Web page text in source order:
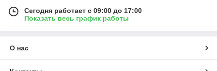
Сегодня работает с 09:00 до 17:00
Показать весь график работы
О нас